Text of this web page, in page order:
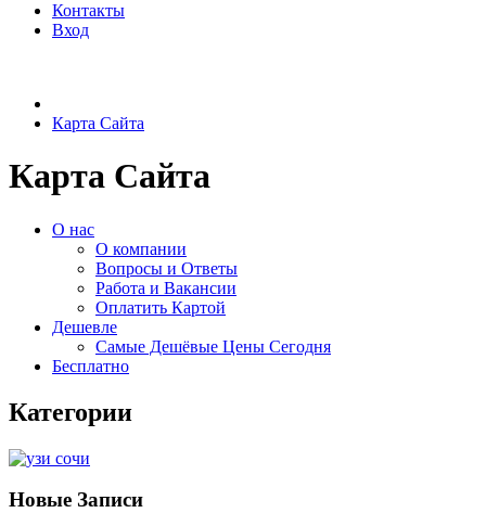
Контакты
Вход
Карта Сайта
Карта Сайта
О нас
О компании
Вопросы и Ответы
Работа и Вакансии
Оплатить Картой
Дешевле
Самые Дешёвые Цены Сегодня
Бесплатно
Категории
Новые Записи